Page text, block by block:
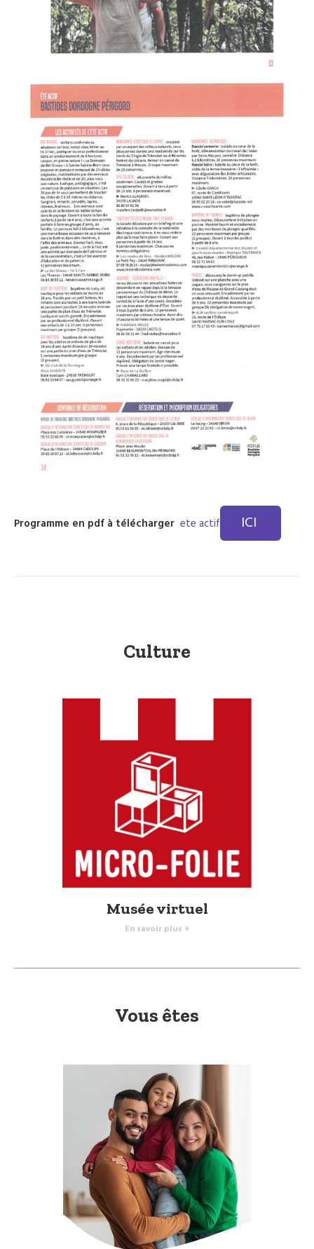
Programme en pdf à télécharger ete actif ICI
Culture
Musée virtuel
En savoir plus +
Vous êtes